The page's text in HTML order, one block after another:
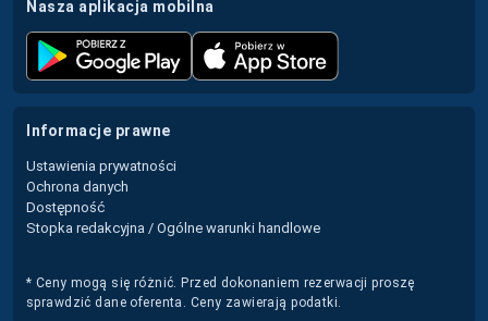
nasza aplikacja mobilna
informacje prawne
Ustawienia prywatności
Ochrona danych
Dostępność
Stopka redakcyjna / Ogólne warunki handlowe
* Ceny mogą się różnić. Przed dokonaniem rezerwacji proszę
sprawdzić dane oferenta. Ceny zawierają podatki.